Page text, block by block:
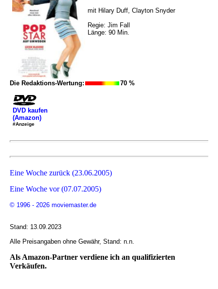
mit Hilary Duff, Clayton Snyder
Regie: Jim Fall
Länge: 90 Min.
Die Redaktions-Wertung: 70 %
DVD kaufen
(Amazon)
#Anzeige
Eine Woche zurück (23.06.2005)
Eine Woche vor (07.07.2005)
© 1996 - 2026 moviemaster.de
Stand: 13.09.2023
Alle Preisangaben ohne Gewähr, Stand: n.n.
Als Amazon-Partner verdiene ich an qualifizierten
Verkäufen.